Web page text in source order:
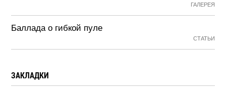
ГАЛЕРЕЯ
Баллада о гибкой пуле
СТАТЬИ
ЗАКЛАДКИ